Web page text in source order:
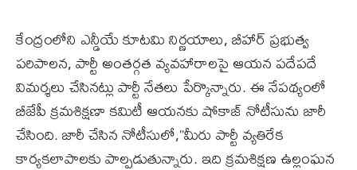
కేంద్రంలోని ఎన్డీయే కూటమి నిర్ణయాలు, బీహార్ ప్రభుత్వ
పరిపాలన, పార్టీ అంతర్గత వ్యవహారాలపై ఆయన పదేపదే
విమర్శలు చేసినట్లు పార్టీ నేతలు పేర్కొన్నారు. ఈ నేపథ్యంలో
బీజేపీ క్రమశిక్షణా కమిటీ ఆయనకు షోకాజ్ నోటీసును జారీ
చేసింది. జారీ చేసిన నోటీసులో,”మీరు పార్టీ వ్యతిరేక
కార్యకలాపాలకు పాల్పడుతున్నారు. ఇది క్రమశిక్షణ ఉల్లంఘన